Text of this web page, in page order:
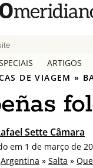
ARTIGOS
DE VIAGEM »
Sette Câmara
em 1 de março de
Argentina » Salta »